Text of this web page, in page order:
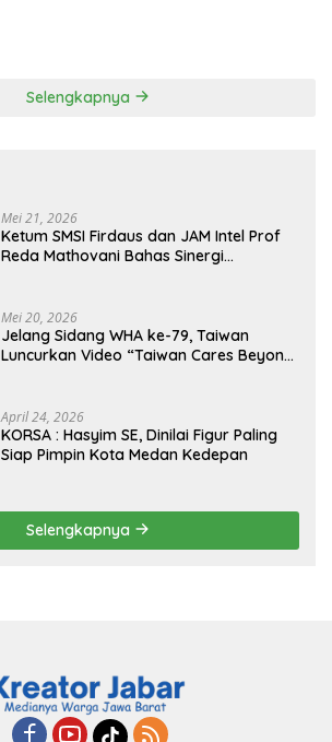
Selengkapnya
Mei 21, 2026
Ketum SMSI Firdaus dan JAM Intel Prof
Reda Mathovani Bahas Sinergi
MBG, Perkuat Pengawasan Program
Pemerintah
Mei 20, 2026
Jelang Sidang WHA ke-79, Taiwan
Luncurkan Video “Taiwan Cares Beyond
April 24, 2026
KORSA : Hasyim SE, Dinilai Figur Paling
Siap Pimpin Kota Medan Kedepan
Selengkapnya